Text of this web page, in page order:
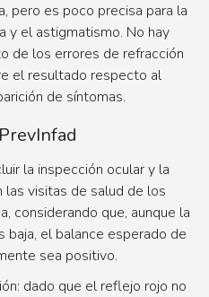
pero es poco precisa para la
y el astigmatismo. No hay
de los errores de refracción
el resultado respecto al
de síntomas.
la inspección ocular y la
visitas de salud de los
considerando que, aunque la
baja, el balance esperado de
sea positivo.
dado que el reflejo rojo no